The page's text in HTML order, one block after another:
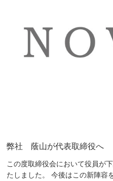
弊社 蔭山が代表取締役へ
この度取締役会において役員が
たしました。 今後はこの新陣容をもちまして社業の発展に一層邁